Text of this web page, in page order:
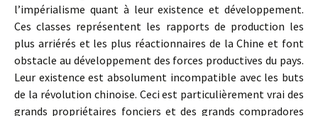
l’impérialisme quant à leur existence et développement.
Ces classes représentent les rapports de production les
plus arriérés et les plus réactionnaires de la Chine et font
obstacle au développement des forces productives du pays.
Leur existence est absolument incompatible avec les buts
de la révolution chinoise. Ceci est particulièrement vrai des
grands propriétaires fonciers et des grands compradores